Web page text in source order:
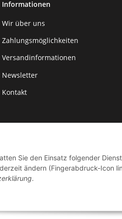
Sie den Einsatz folgender
ändern (Fingerabdruck-Icon
.
Informationen
Wir über uns
Zahlungsmöglichkeiten
Versandinformationen
Newsletter
Kontakt